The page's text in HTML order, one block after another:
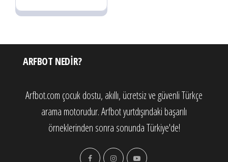
ARFBOT NEDIR?
Arfbot.com çocuk dostu, akıllı, ücretsiz ve güvenli Türkçe
arama motorudur. Arfbot yurtdışındaki başarılı
örneklerinden sonra sonunda Türkiye'de!